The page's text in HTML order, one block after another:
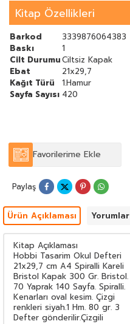
Kitap Özellikleri
Barkod
3339876064383
Baskı
1
Cilt DurumuCiltsiz Kapak
Ebat
21x29,7
Kağıt Türü
1.Hamur
Sayfa Sayısı 420
Favorilerime Ekle
Paylaş
Ürün Açıklaması Yorumlar
Kitap Açıklaması
Hobbi Tasarim Okul Defteri
21x29,7 cm A4 Spiralli Kareli
Bristol Kapak 300 Gr. Bristol.
70 Yaprak 140 Sayfa. Spiralli.
Kenarları oval kesim. Çizgi
renkleri siyah.1 Hm. 80 gr. 3
Defter gönderilir.Çizgili